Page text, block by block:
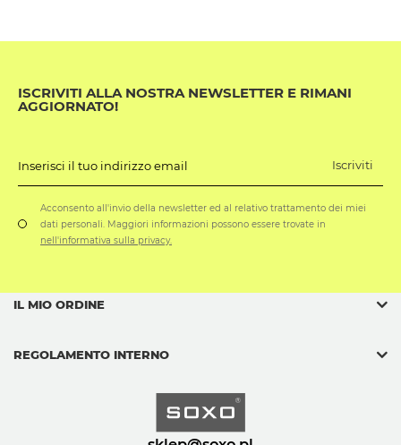
ISCRIVITI ALLA NOSTRA NEWSLETTER E RIMANI
AGGIORNATO!
Inserisci il tuo indirizzo email Iscriviti
Acconsento all'invio della newsletter ed al relativo trattamento dei miei
dati personali. Maggiori informazioni possono essere trovate in
nell'informativa sulla privacy.
IL MIO ORDINE
REGOLAMENTO INTERNO